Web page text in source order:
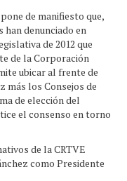
de manifiesto que,
denunciado en
de 2012 que
de la Corporación
ubicar al frente de
más los Consejos de
de elección del
el consenso en torno
de la CRTVE
como Presidente